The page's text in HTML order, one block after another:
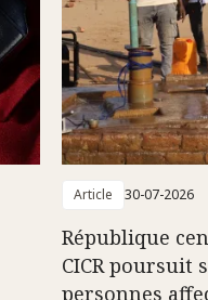
Article 30-07-2026
République
CICR poursuit
personnes